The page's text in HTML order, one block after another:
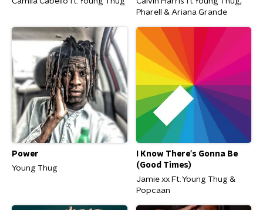
Pharell & Ariana Grande
Power
Young Thug
I Know There's Gonna Be
(Good Times)
Jamie xx Ft. Young Thug &
Popcaan